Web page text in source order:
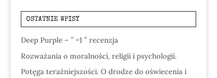
OSTATNIE WPISY
Deep Purple – ” =1 ” recenzja
Rozważania o moralności, religii i psychologii.
Potęga teraźniejszości. O drodze do oświecenia i